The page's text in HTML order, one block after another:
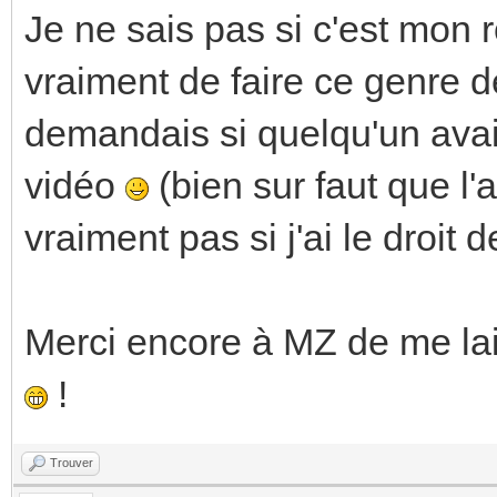
Je ne sais pas si c'est mon
vraiment de faire ce genre
demandais si quelqu'un
vidéo
(bien sur faut que
vraiment pas si j'ai le droit
Merci encore à MZ de me
!
Trouver